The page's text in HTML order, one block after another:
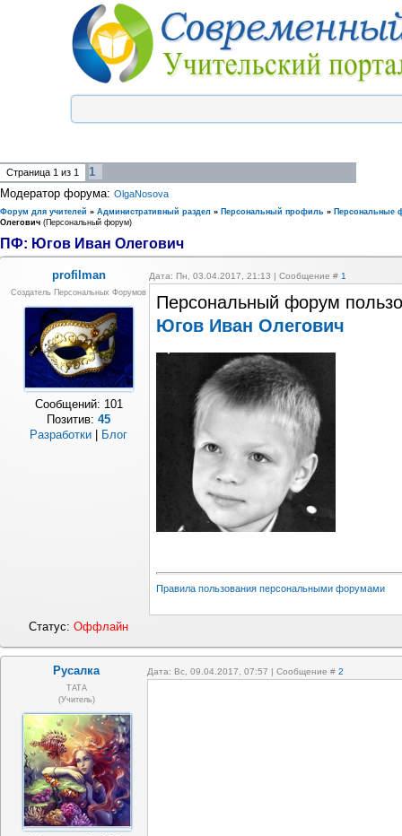
Страница 1 из 1
1
Модератор форума: OlgaNosova
Форум для учителей » Административный раздел » Персональный профиль » Персональные
Олегович (Персональный форум)
ПФ: Югов Иван Олегович
profilman Дата: Пн, 03.04.2017, 21:13 | Сообщение # 1
Создатель Персональных Форумов
Сообщений: 101
Позитив:45
Разработки
Блог
Персональный форум
Югов Иван Олегович
Правила пользования персональными форумами
Статус:Оффлайн
Русалка Дата: Вс, 09.04.2017, 07:57 | Сообщение # 2
ТАТА
(Учитель)